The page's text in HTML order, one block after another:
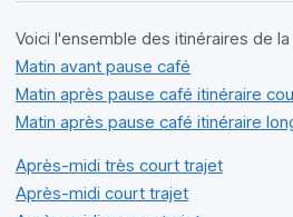
Voici l'ensemble des itinéraires de
Matin avant pause café
Matin après pause café itinéraire
Matin après pause café itinéraire
Après-midi très court trajet
Après-midi court trajet